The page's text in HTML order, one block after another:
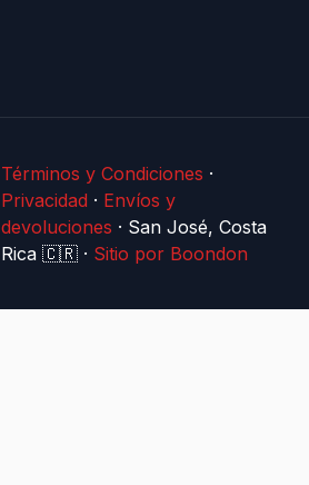
Términos y Condiciones ·
Privacidad · Envíos y
devoluciones · San José, Costa
Rica 🇨🇷 · Sitio por Boondon